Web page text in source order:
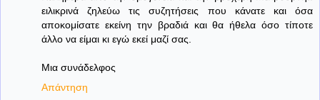
ειλικρινά ζηλεύω τις συζητήσεις που κάνατε και όσα
αποκομίσατε εκείνη την βραδιά και θα ήθελα όσο τίποτε
άλλο να είμαι κι εγώ εκεί μαζί σας.
Μια συνάδελφος
Απάντηση